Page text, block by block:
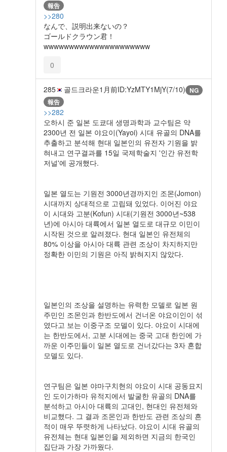
報告
>>280
なんで、説明出来ないの？
ゴールドクラウン君！
wwwwwwwwwwwwwwwwwwwww
0
285 골드크라운1月前ID:YzMTY1MjY(7/10) NG
報告
>>282
오하시 준 일본 도쿄대 생명과학과 교수팀은 약
2300년 전 일본 야요이(Yayoi) 시대 유골의 DNA를
추출하고 분석해 현대 일본인의 유전자 기원을 밝
혀내고 연구결과를 15일 국제학술지 '인간 유전학
저널'에 공개했다.
일본 열도는 기원전 3000년경까지인 조몬(Jomon)
시대까지 상대적으로 고립돼 있었다. 이어진 야요
이 시대와 고분(Kofun) 시대(기원전 3000년~538
년)에 아시아 대륙에서 일본 열도로 대규모 이민이
시작된 것으로 알려졌다. 현대 일본인 유전체의
80% 이상을 아시아 대륙 관련 조상이 차지하지만
정확한 이민의 기원은 아직 밝혀지지 않았다.
일본인의 조상을 설명하는 유력한 모델로 일본 원
주민인 조몬인과 한반도에서 건너온 야요이인이 섞
였다고 보는 이중구조 모델이 있다. 야요이 시대에
는 한반도에서, 고분 시대에는 중국 고대 한인에 가
까운 이주민들이 일본 열도로 건너갔다는 3자 혼합
모델도 있다.
연구팀은 일본 야마구치현의 야요이 시대 공동묘지
인 도이가하마 유적지에서 발굴한 유골의 DNA를
분석하고 아시아 대륙의 고대인, 현대인 유전체와
비교했다. 그 결과 조몬인과 한반도 관련 조상의 흔
적이 매우 뚜렷하게 나타났다. 야요이 시대 유골의
유전체는 현대 일본인을 제외하면 지금의 한국인
집단과 가장 가까웠다.